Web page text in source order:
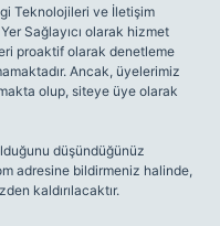
Teknolojileri ve İletişim
Sağlayıcı olarak hizmet
proaktif olarak denetleme
Ancak, üyelerimiz
olup, siteye üye olarak
düşündüğünüz
adresine bildirmeniz halinde,
kaldırılacaktır.